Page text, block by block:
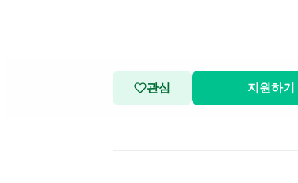
관심 지원하기